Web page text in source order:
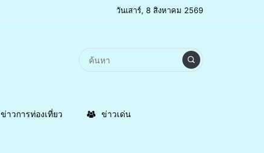
วันเสาร์, 8 สิงหาคม 2569
ข่าวการท่องเที่ยว ข่าวเด่น